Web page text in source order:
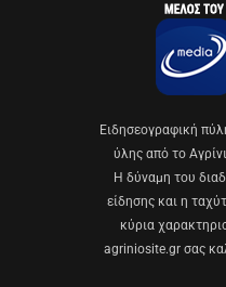
Eιδησεογραφική
ύλης από το
Η δύναμη του
είδησης και η
κύρια
agriniosite.gr σας